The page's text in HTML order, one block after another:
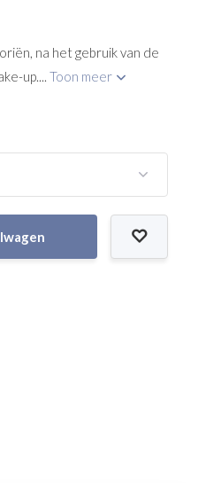
na het gebruik van de
up....Toon meer